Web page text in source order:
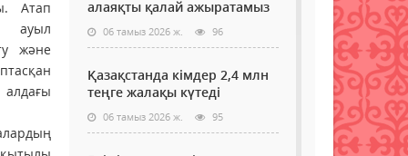
Атап
ауыл
және
алаяқты қалай ажыратамыз
06 тамыз 2026 ж. 96
Қазақстанда кімдер 2,4 млн
теңге жалақы күтеді
06 тамыз 2026 ж. 95